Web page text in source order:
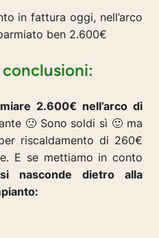
in fattura oggi, nell’arco
ben 2.600€
2.600€ nell’arco di
🙁 Sono soldi sì 🙂 ma
riscaldamento di 260€
E se mettiamo in conto
nasconde dietro alla